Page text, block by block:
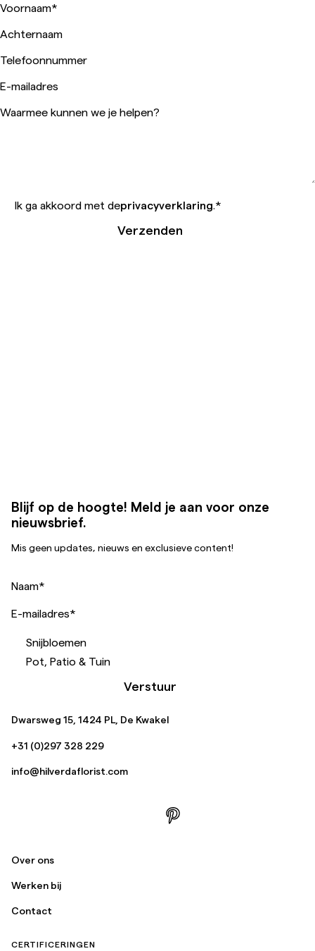
Voornaam*
Achternaam
Telefoonnummer
E-mailadres
Waarmee kunnen we je helpen?
Ik ga akkoord met deprivacyverklaring.*
Verzenden
Blijf op de hoogte! Meld je aan voor onze
nieuwsbrief.
Mis geen updates, nieuws en exclusieve content!
Naam*
E-mailadres*
Snijbloemen
Pot, Patio & Tuin
Verstuur
Dwarsweg 15, 1424 PL, De Kwakel
+31 (0)297 328 229
info@hilverdaflorist.com
Over ons
Werken bij
Contact
CERTIFICERINGEN